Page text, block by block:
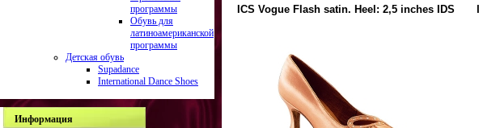
программы
Обувь для
латиноамериканской
программы
Детская обувь
Supadance
International Dance Shoes
Информация
ICS Vogue Flash satin. Heel: 2,5 inches IDS